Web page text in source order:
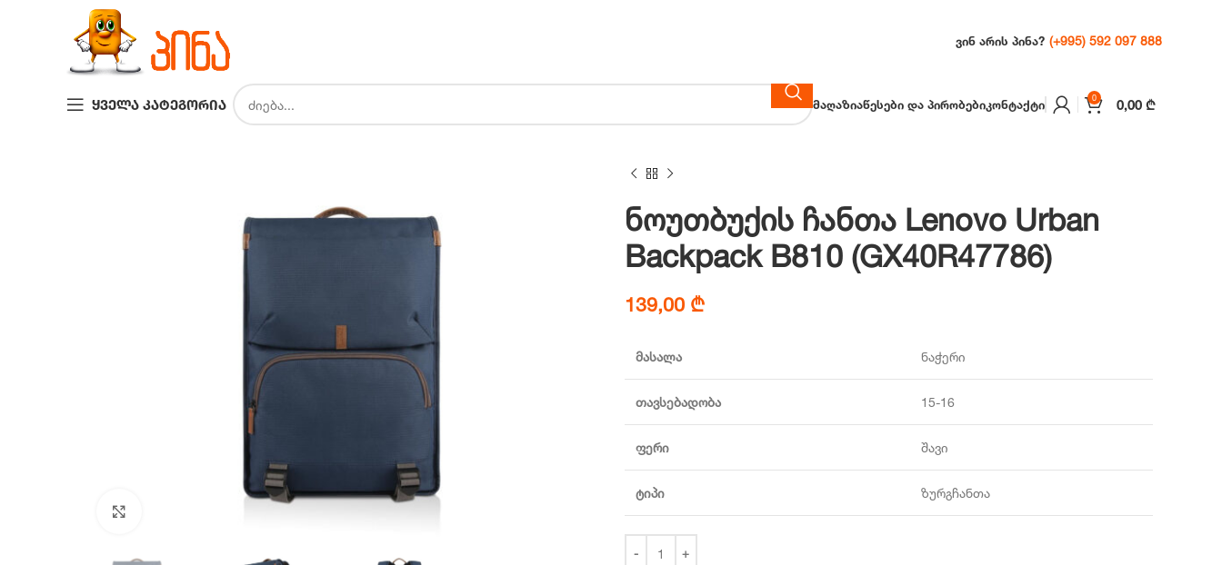
ᲕᲘᲜ ᲐᲠᲘᲡ ᲞᲘᲜᲐ? (+995) 592 097 888
ᲧᲕᲔᲚᲐ ᲙᲐᲢᲔᲒᲝᲠᲘᲐ ᲛᲐᲦᲐᲖᲘᲐᲬᲔᲡᲔᲑᲘ ᲓᲐ ᲞᲘᲠᲝᲑᲔᲑᲘᲙᲝᲜᲢᲐᲥᲢᲘ 0 0,00 ₾
ნოუთბუქის ჩანთა Lenovo Urban
Backpack B810 (GX40R47786)
139,00 ₾
მასალა ნაჭერი
თავსებადობა 15-16
ფერი შავი
ტიპი ზურგჩანთა